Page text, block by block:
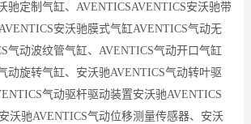
驰定制气缸、AVENTICSAVENTICS安沃驰带
安沃驰膜式气缸AVENTICS气动无
气动波纹管气缸、AVENTICS气动开口气缸
动旋转气缸、安沃驰AVENTICS气动转叶驱
气动驱杆驱动装置安沃驰AVENTICS
沃驰AVENTICS气动位移测量传感器、安沃